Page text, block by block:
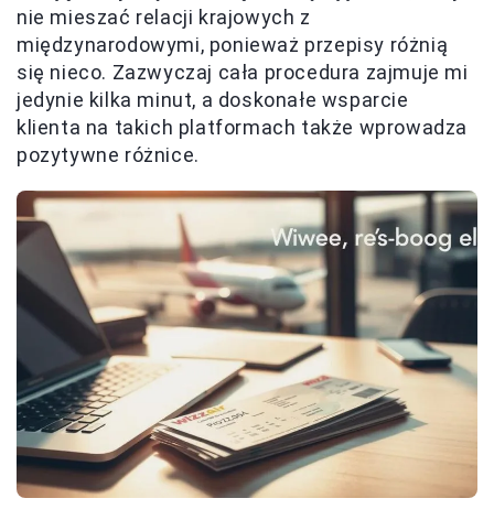
nie mieszać relacji krajowych z
międzynarodowymi, ponieważ przepisy różnią
się nieco. Zazwyczaj cała procedura zajmuje mi
jedynie kilka minut, a doskonałe wsparcie
klienta na takich platformach także wprowadza
pozytywne różnice.